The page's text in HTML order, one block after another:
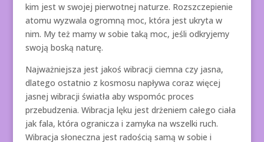
kim jest w swojej pierwotnej naturze. Rozszczepienie
atomu wyzwala ogromną moc, która jest ukryta w
nim. My też mamy w sobie taką moc, jeśli odkryjemy
swoją boską naturę.
Najważniejsza jest jakoś wibracji ciemna czy jasna,
dlatego ostatnio z kosmosu napływa coraz więcej
jasnej wibracji światła aby wspomóc proces
przebudzenia. Wibracja lęku jest drżeniem całego ciała
jak fala, która ogranicza i zamyka na wszelki ruch.
Wibracja słoneczna jest radością samą w sobie i